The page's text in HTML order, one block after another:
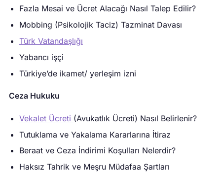
Fazla Mesai ve Ücret Alacağı Nasıl Talep Edilir?
Mobbing (Psikolojik Taciz) Tazminat Davası
Türk Vatandaşlığı
Yabancı işçi
Türkiye’de ikamet/ yerleşim izni
Ceza Hukuku
Vekalet Ücreti (Avukatlık Ücreti) Nasıl Belirlenir?
Tutuklama ve Yakalama Kararlarına İtiraz
Beraat ve Ceza İndirimi Koşulları Nelerdir?
Haksız Tahrik ve Meşru Müdafaa Şartları